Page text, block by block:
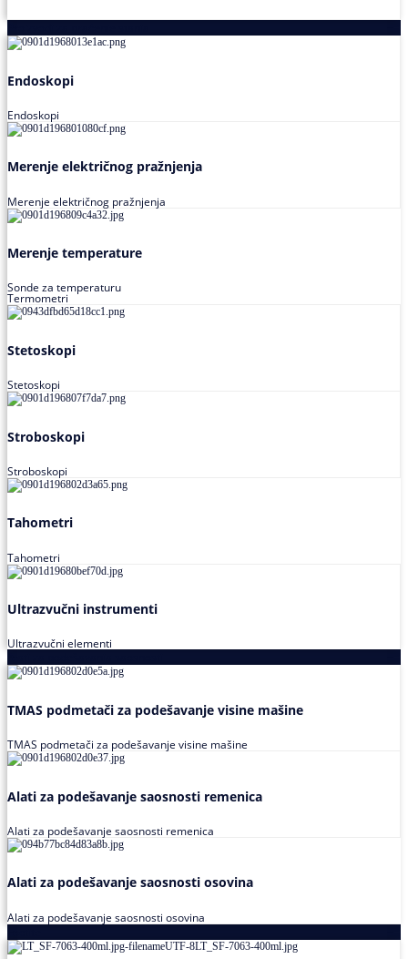
Endoskopi
Endoskopi
Merenje električnog pražnjenja
Merenje električnog pražnjenja
Merenje temperature
Sonde za temperaturu
Termometri
Stetoskopi
Stetoskopi
Stroboskopi
Stroboskopi
Tahometri
Tahometri
Ultrazvučni instrumenti
Ultrazvučni elementi
TMAS podmetači za podešavanje visine mašine
TMAS podmetači za podešavanje visine mašine
Alati za podešavanje saosnosti remenica
Alati za podešavanje saosnosti remenica
Alati za podešavanje saosnosti osovina
Alati za podešavanje saosnosti osovina